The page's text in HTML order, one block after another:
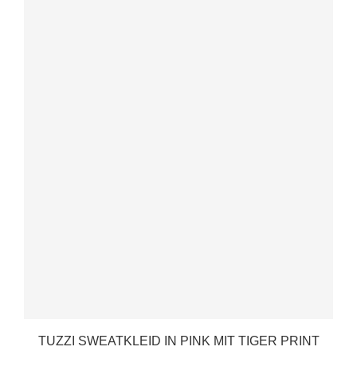
TUZZI SWEATKLEID IN PINK MIT TIGER PRINT